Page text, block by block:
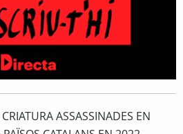
ASSASSINADES EN